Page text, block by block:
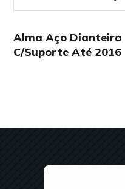
Alma Aço Dianteira
C/Suporte Até 2016